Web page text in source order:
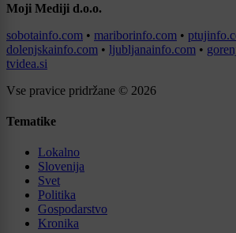
Moji Mediji d.o.o.
sobotainfo.com • mariborinfo.com •
dolenjskainfo.com • ljubljanainfo.com •
tvidea.si
Vse pravice pridržane © 2026
Tematike
Lokalno
Slovenija
Svet
Politika
Gospodarstvo
Kronika